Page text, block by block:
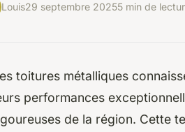
Louis29 septembre 20255 min de
toitures métalliques
performances
de la région. Cette